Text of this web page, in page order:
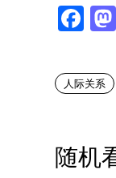
人际关系
随机